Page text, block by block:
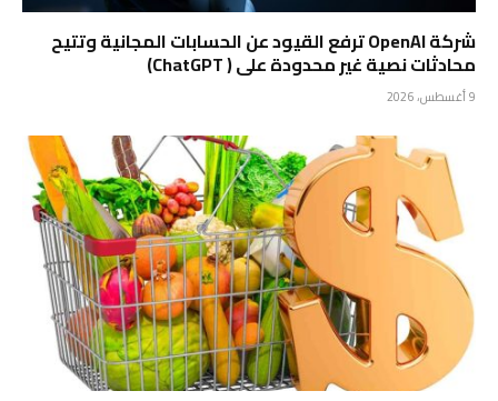
شركة OpenAI ترفع القيود عن الحسابات المجانية وتتيح
محادثات نصية غير محدودة على ( ChatGPT)
9 أغسطس، 2026